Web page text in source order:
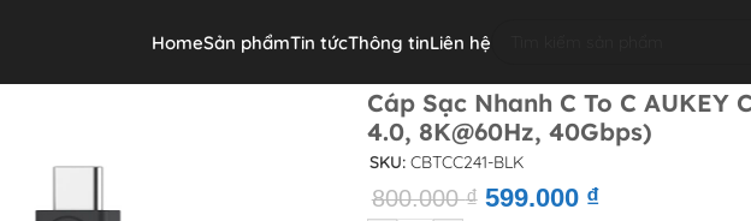
HomeSản phẩmTin tứcThông tinLiên hệ
4.0, 8K@60Hz, 40Gbps)
Cáp Sạc Nhanh C To C AUKEY
4.0, 8K@60Hz, 40Gbps)
SKU: CBTCC241-BLK
800.000₫ 599.000 ₫